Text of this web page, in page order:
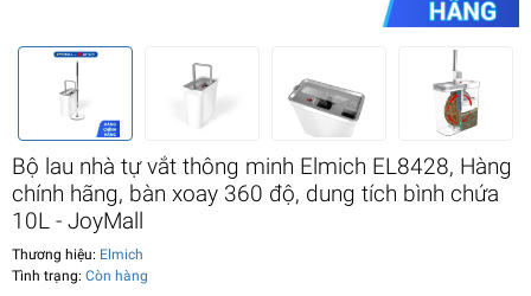
Bộ lau nhà tự vắt thông minh Elmich EL8428, Hàng
chính hãng, bàn xoay 360 độ, dung tích bình chứa
10L - JoyMall
Thương hiệu: Elmich
Tình trạng: Còn hàng